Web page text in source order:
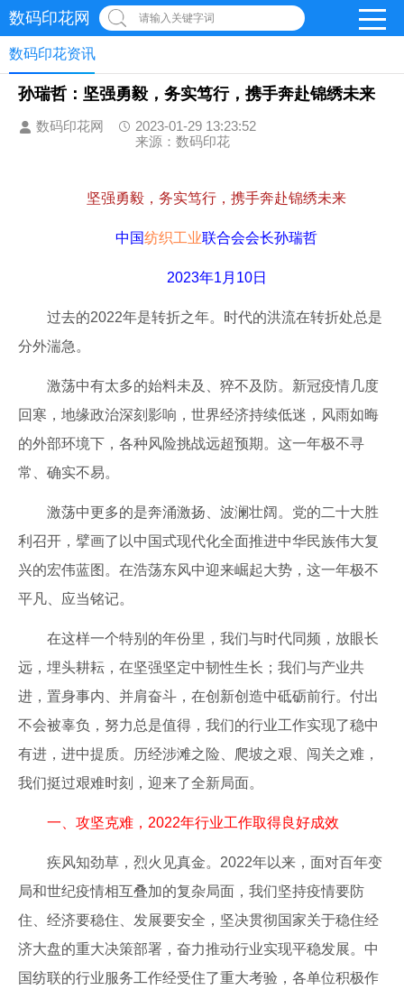
数码印花网 请输入关键字词
数码印花资讯
孙瑞哲：坚强勇毅，务实笃行，携手奔赴锦绣未来
数码印花网
2023-01-29 13:23:52
来源：数码印花
坚强勇毅，务实笃行，携手奔赴锦绣未来
中国纺织工业联合会会长孙瑞哲
2023年1月10日
过去的2022年是转折之年。时代的洪流在转折处总是
分外湍急。
激荡中有太多的始料未及、猝不及防。新冠疫情几度
回寒，地缘政治深刻影响，世界经济持续低迷，风雨如晦
的外部环境下，各种风险挑战远超预期。这一年极不寻
常、确实不易。
激荡中更多的是奔涌激扬、波澜壮阔。党的二十大胜
利召开，擘画了以中国式现代化全面推进中华民族伟大复
兴的宏伟蓝图。在浩荡东风中迎来崛起大势，这一年极不
平凡、应当铭记。
在这样一个特别的年份里，我们与时代同频，放眼长
远，埋头耕耘，在坚强坚定中韧性生长；我们与产业共
进，置身事内、并肩奋斗，在创新创造中砥砺前行。付出
不会被辜负，努力总是值得，我们的行业工作实现了稳中
有进，进中提质。历经涉滩之险、爬坡之艰、闯关之难，
我们挺过艰难时刻，迎来了全新局面。
一、攻坚克难，2022年行业工作取得良好成效
疾风知劲草，烈火见真金。2022年以来，面对百年变
局和世纪疫情相互叠加的复杂局面，我们坚持疫情要防
住、经济要稳住、发展要安全，坚决贯彻国家关于稳住经
济大盘的重大决策部署，奋力推动行业实现平稳发展。中
国纺联的行业服务工作经受住了重大考验，各单位积极作